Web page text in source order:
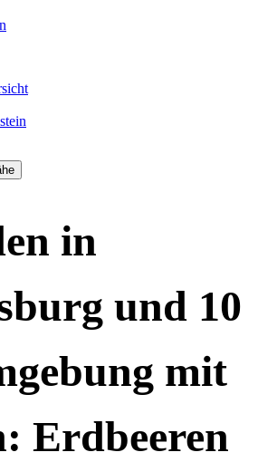
in
und 10
mit
Erdbeeren